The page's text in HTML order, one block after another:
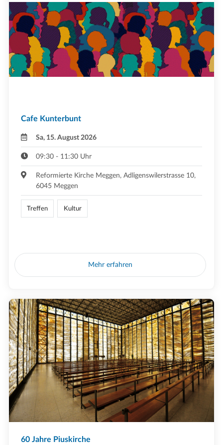
Cafe Kunterbunt
Sa, 15. August 2026
09:30 - 11:30 Uhr
Reformierte Kirche Meggen, Adligenswilerstrasse 10,
6045 Meggen
Treffen Kultur
Mehr erfahren
60 Jahre Piuskirche